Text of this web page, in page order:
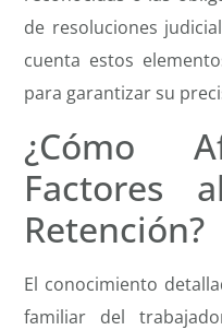
de resoluciones
cuenta estos
para garantizar su
¿Cómo
Factores
Retención?
El conocimiento
familiar del